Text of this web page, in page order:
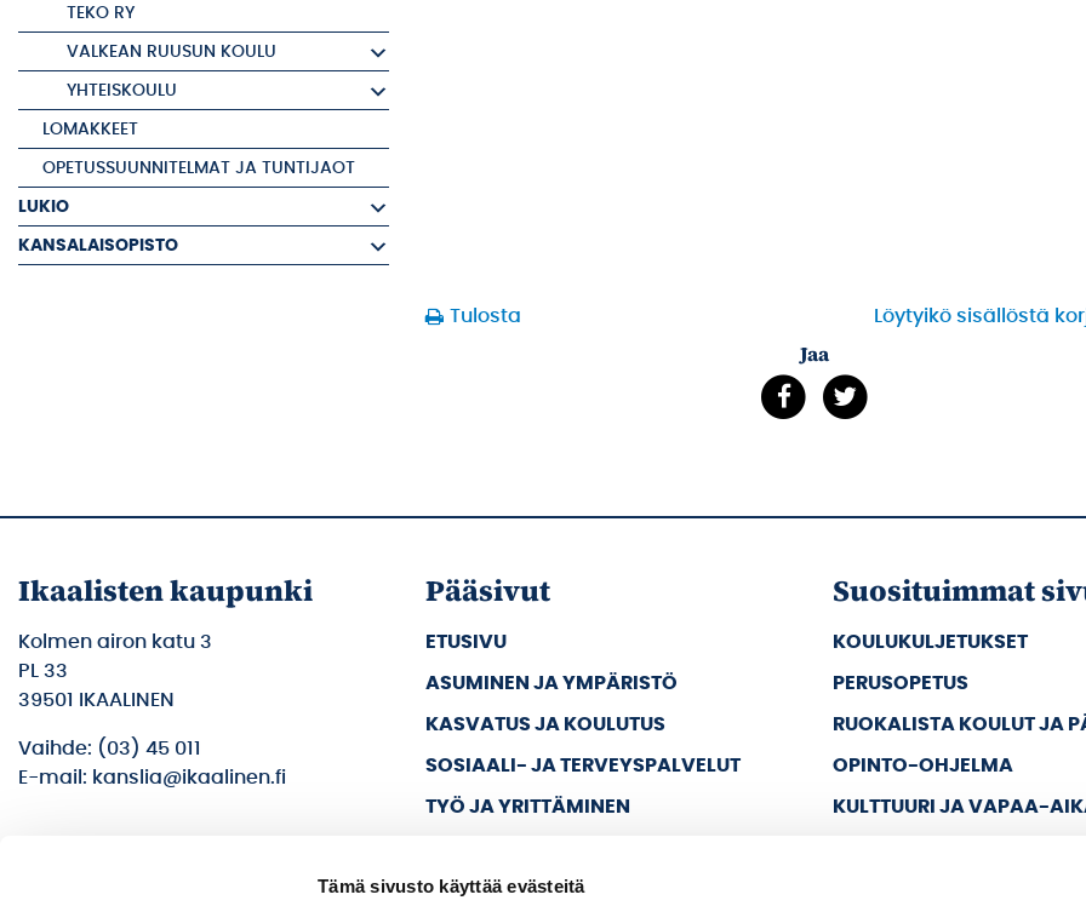
Tämä sivusto käyttää evästeitä
TEKO RY
VALKEAN RUUSUN KOULU
YHTEISKOULU
LOMAKKEET
OPETUSSUUNNITELMAT JA TUNTIJAOT
LUKIO
KANSALAISOPISTO
Tulosta Löytyikö sisällöstä
Jaa
Ikaalisten kaupunki
Kolmen airon katu 3
PL 33
39501 IKAALINEN
Vaihde: (03) 45 011
E-mail: kanslia@ikaalinen.fi
Pääsivut
ETUSIVU
ASUMINEN JA YMPÄRISTÖ
KASVATUS JA KOULUTUS
SOSIAALI- JA TERVEYSPALVELUT
TYÖ JA YRITTÄMINEN
KAUPUNKI JA HALLINTO
Suosituimmat
KOULUKULJETUKSET
PERUSOPETUS
RUOKALISTA KOULUT JA
OPINTO-OHJELMA
KULTTUURI JA VAPAA-